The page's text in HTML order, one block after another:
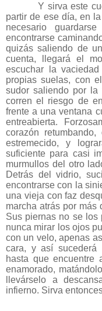
Y sirva este
partir de ese día, en
necesario
encontrarse
quizás saliendo de
cuenta, llegará el
escuchar la
propias suelas, con
sudor saliendo por la
corren el riesgo de
frente a una ventana
entreabierta.
corazón
estremecido, y
suficiente para casi
murmullos del otro
Detrás del vidrio,
encontrarse con la
una vieja con faz
marcha atrás por más
Sus piernas no se los
nunca mirar los ojos
con un velo, apenas
cara, y así sucederá
hasta que encuentre
enamorado,
llevárselo a
infierno. Sirva